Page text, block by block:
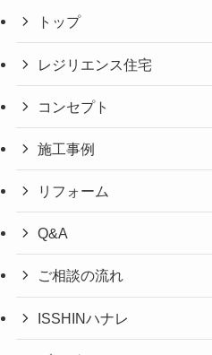
トップ
レジリエンス住宅
コンセプト
施工事例
リフォーム
Q&A
ご相談の流れ
ISSHINハナレ